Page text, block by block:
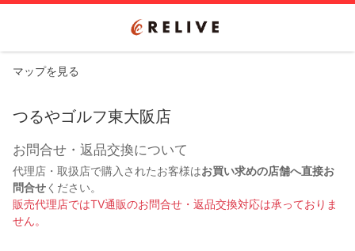
マップを見る
つるやゴルフ東大阪店
お問合せ・返品交換について
代理店・取扱店で購入されたお客様はお買い求めの店舗へ直接お
問合せください。
販売代理店ではTV通販のお問合せ・返品交換対応は承っておりま
せん。